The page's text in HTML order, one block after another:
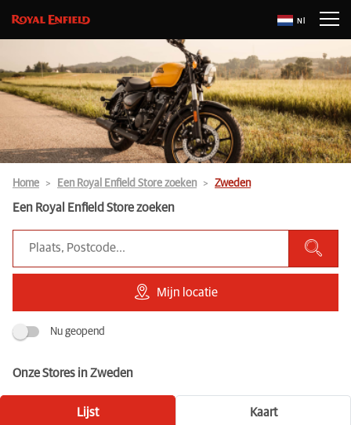
Nl
Home Een Royal Enfield Store zoeken Zweden
Een Royal Enfield Store zoeken
Mijn locatie
Nu geopend
Onze Stores in Zweden
Lijst Kaart